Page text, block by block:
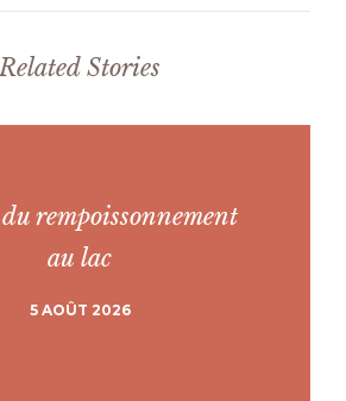
Related Stories
rempoissonnement
au lac
5 AOÛT 2026